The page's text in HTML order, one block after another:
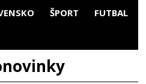
ŠPORT FUTBAL